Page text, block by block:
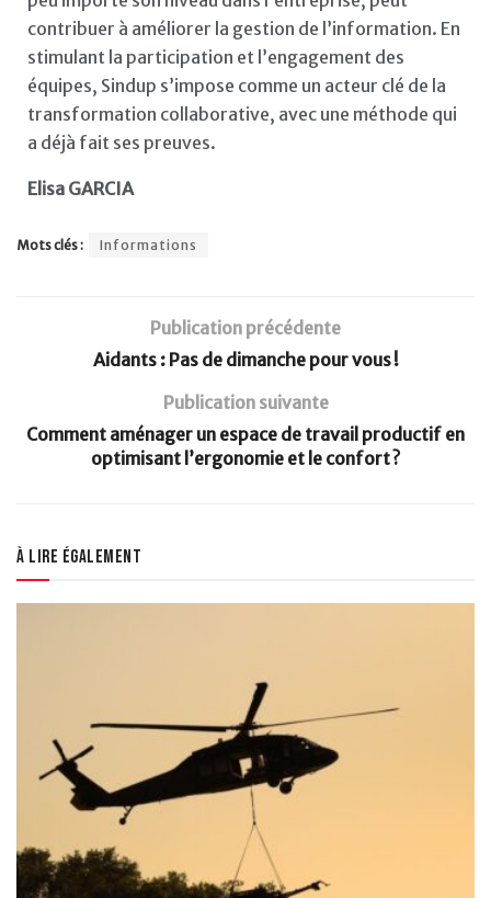
contribuer à améliorer la gestion de l’information. En
stimulant la participation et l’engagement des
équipes, Sindup s’impose comme un acteur clé de la
transformation collaborative, avec une méthode qui
a déjà fait ses preuves.
Elisa GARCIA
Mots clés : Informations
Publication précédente
Aidants : Pas de dimanche pour vous !
Publication suivante
Comment aménager un espace de travail productif en
optimisant l’ergonomie et le confort ?
À lire également